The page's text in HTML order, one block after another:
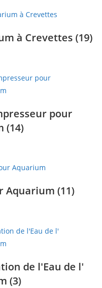
à Crevettes (19)
pour
(14)
Aquarium (11)
de l'Eau de l'
(3)